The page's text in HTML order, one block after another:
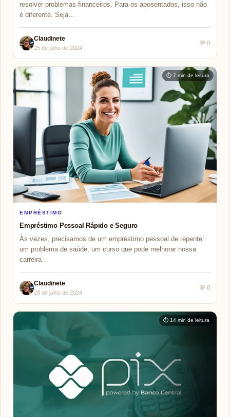
resolver problemas financeiros. Para os aposentados, isso não
é diferente. Seja…
Claudinete
25 de julho de 2024
💬 0
⏱ 7 min de leitura
EMPRÉSTIMO
Empréstimo Pessoal Rápido e Seguro
Às vezes, precisamos de um empréstimo pessoal de repente:
um problema de saúde, um curso que pode melhorar nossa
carreira…
Claudinete
23 de julho de 2024
💬 0
⏱ 14 min de leitura